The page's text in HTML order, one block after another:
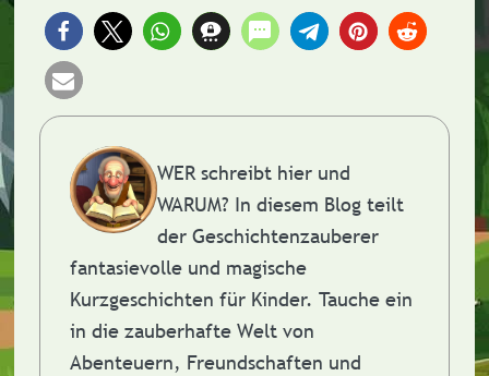
WER schreibt hier und
WARUM? In diesem Blog teilt
der Geschichtenzauberer
fantasievolle und magische
Kurzgeschichten für Kinder. Tauche ein
in die zauberhafte Welt von
Abenteuern, Freundschaften und